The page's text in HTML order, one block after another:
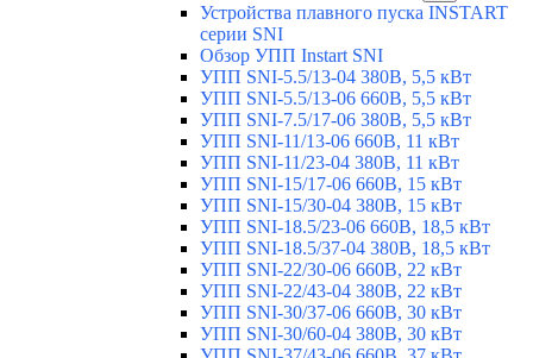
Устройства плавного пуска INSTART
серии SNI
Обзор УПП Instart SNI
УПП SNI-5.5/13-04 380В, 5,5 кВт
УПП SNI-5.5/13-06 660В, 5,5 кВт
УПП SNI-7.5/17-06 380В, 5,5 кВт
УПП SNI-11/13-06 660В, 11 кВт
УПП SNI-11/23-04 380В, 11 кВт
УПП SNI-15/17-06 660В, 15 кВт
УПП SNI-15/30-04 380В, 15 кВт
УПП SNI-18.5/23-06 660В, 18,5 кВт
УПП SNI-18.5/37-04 380В, 18,5 кВт
УПП SNI-22/30-06 660В, 22 кВт
УПП SNI-22/43-04 380В, 22 кВт
УПП SNI-30/37-06 660В, 30 кВт
УПП SNI-30/60-04 380В, 30 кВт